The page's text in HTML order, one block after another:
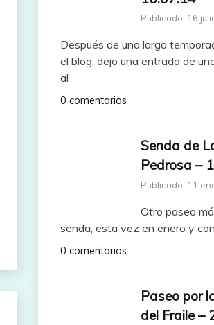
Publicado: 16
Después de una larga
el blog, dejo una entrada de
al
0 comentarios
Senda de
Pedrosa –
Publicado: 11
Otro paseo
senda, esta vez en enero y
0 comentarios
Paseo por
del Fraile –